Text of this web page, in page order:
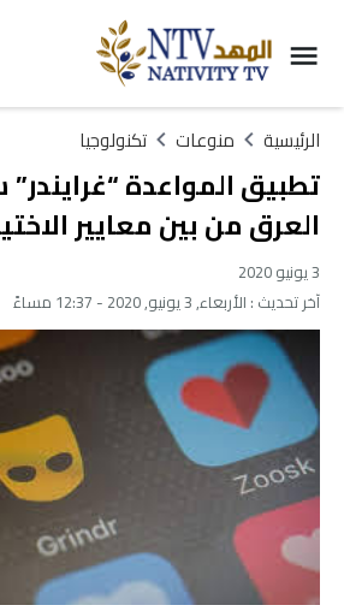
الرئيسية منوعات تكنولوجيا
تطبيق المواعدة
العرق من بين معايير
3 يونيو 2020
آخر تحديث : الأربعاء, 3 يونيو, 2020 - 12:37 مساءً